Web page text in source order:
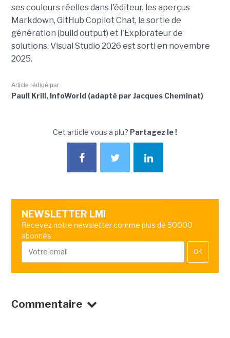
ses couleurs réelles dans l'éditeur, les aperçus
Markdown, GitHub Copilot Chat, la sortie de
génération (build output) et l'Explorateur de
solutions. Visual Studio 2026 est sorti en novembre
2025.
Article rédigé par
Paull Krill, InfoWorld (adapté par Jacques Cheminat)
Cet article vous a plu? Partagez le !
NEWSLETTER LMI
Recevez notre newsletter comme plus de 50000
abonnés
OK
Commentaire